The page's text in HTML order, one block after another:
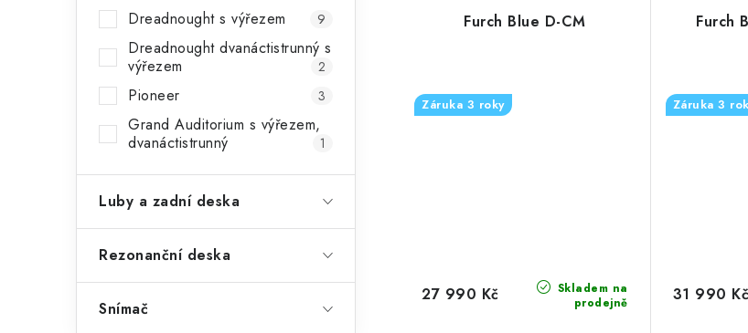
Dreadnought s výřezem 9
Dreadnought dvanáctistrunný s
výřezem
2
Pioneer 3
Grand Auditorium s výřezem,
dvanáctistrunný
1
Luby a zadní deska
Rezonanční deska
Snímač
Furch Blue D-CM
Záruka 3 roky
Skladem na
prodejně
27 990 Kč
Furch
Záruka 3
31 990 Kč